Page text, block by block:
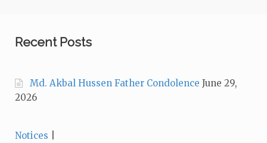
Recent Posts
Md. Akbal Hussen Father Condolence June 29,
2026
Categories:
Notices